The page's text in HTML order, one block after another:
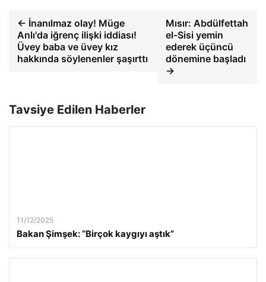
← İnanılmaz olay! Müge
Anlı'da iğrenç ilişki iddiası!
Üvey baba ve üvey kız
hakkında söylenenler şaşırttı
Mısır: Abdülfettah
el-Sisi yemin
ederek üçüncü
dönemine başladı
→
Tavsiye Edilen Haberler
11/12/2025
Bakan Şimşek: “Birçok kaygıyı aştık”